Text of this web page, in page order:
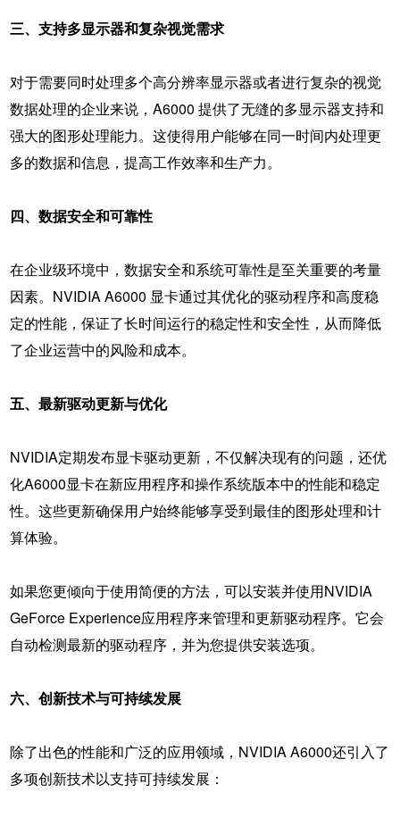
三、支持多显示器和复杂视觉需求
对于需要同时处理多个高分辨率显示器或者进行复杂的视觉
数据处理的企业来说，A6000 提供了无缝的多显示器支持和
强大的图形处理能力。这使得用户能够在同一时间内处理更
多的数据和信息，提高工作效率和生产力。
四、数据安全和可靠性
在企业级环境中，数据安全和系统可靠性是至关重要的考量
因素。NVIDIA A6000 显卡通过其优化的驱动程序和高度稳
定的性能，保证了长时间运行的稳定性和安全性，从而降低
了企业运营中的风险和成本。
五、最新驱动更新与优化
NVIDIA定期发布显卡驱动更新，不仅解决现有的问题，还优
化A6000显卡在新应用程序和操作系统版本中的性能和稳定
性。这些更新确保用户始终能够享受到最佳的图形处理和计
算体验。
如果您更倾向于使用简便的方法，可以安装并使用NVIDIA
GeForce Experience应用程序来管理和更新驱动程序。它会
自动检测最新的驱动程序，并为您提供安装选项。
六、创新技术与可持续发展
除了出色的性能和广泛的应用领域，NVIDIA A6000还引入了
多项创新技术以支持可持续发展：